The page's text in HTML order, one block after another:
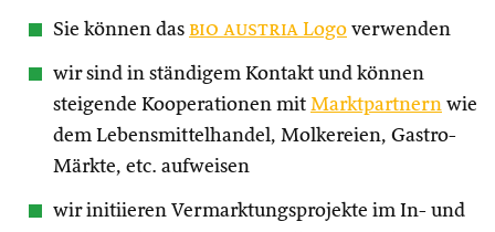
Sie können das bio austria Logo verwenden
wir sind in ständigem Kontakt und können
steigende Kooperationen mit Marktpartnern wie
dem Lebensmittelhandel, Molkereien, Gastro-
Märkte, etc. aufweisen
wir initiieren Vermarktungsprojekte im In- und